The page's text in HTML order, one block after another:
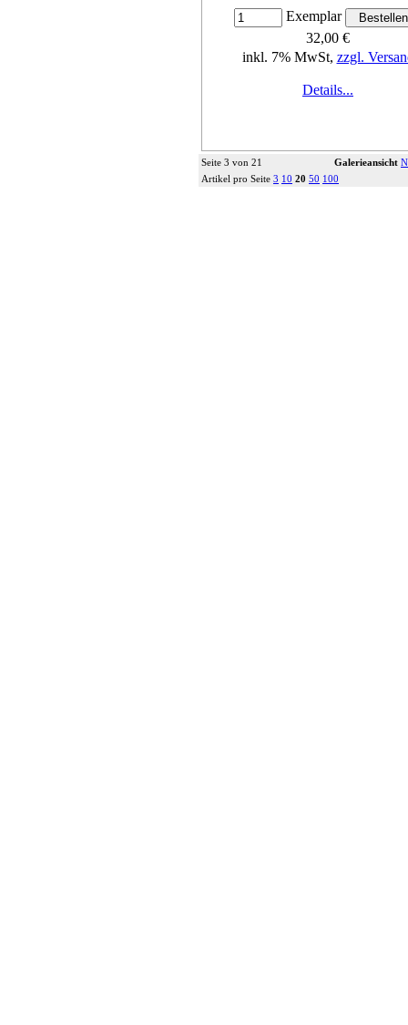
Exemplar
32,00 €
inkl. 7% MwSt, zzgl.
Details...
Seite 3 von 21 Galerieansicht
Artikel pro Seite 3 10 20 50 100